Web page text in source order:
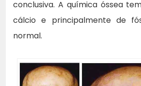
conclusiva. A química óssea
cálcio e principalmente de
normal.